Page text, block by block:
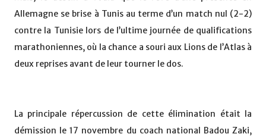
Allemagne se brise à Tunis au terme d’un match nul (2-2)
contre la Tunisie lors de l’ultime journée de qualifications
marathoniennes, où la chance a souri aux Lions de l’Atlas à
deux reprises avant de leur tourner le dos.
La principale répercussion de cette élimination était la
démission le 17 novembre du coach national Badou Zaki,